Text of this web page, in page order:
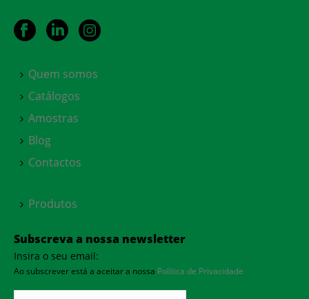
Quem somos
Catálogos
Amostras
Blog
Contactos
Produtos
Subscreva a nossa newsletter
Insira o seu email:
Ao subscrever está a aceitar a nossa Política de Privacidade